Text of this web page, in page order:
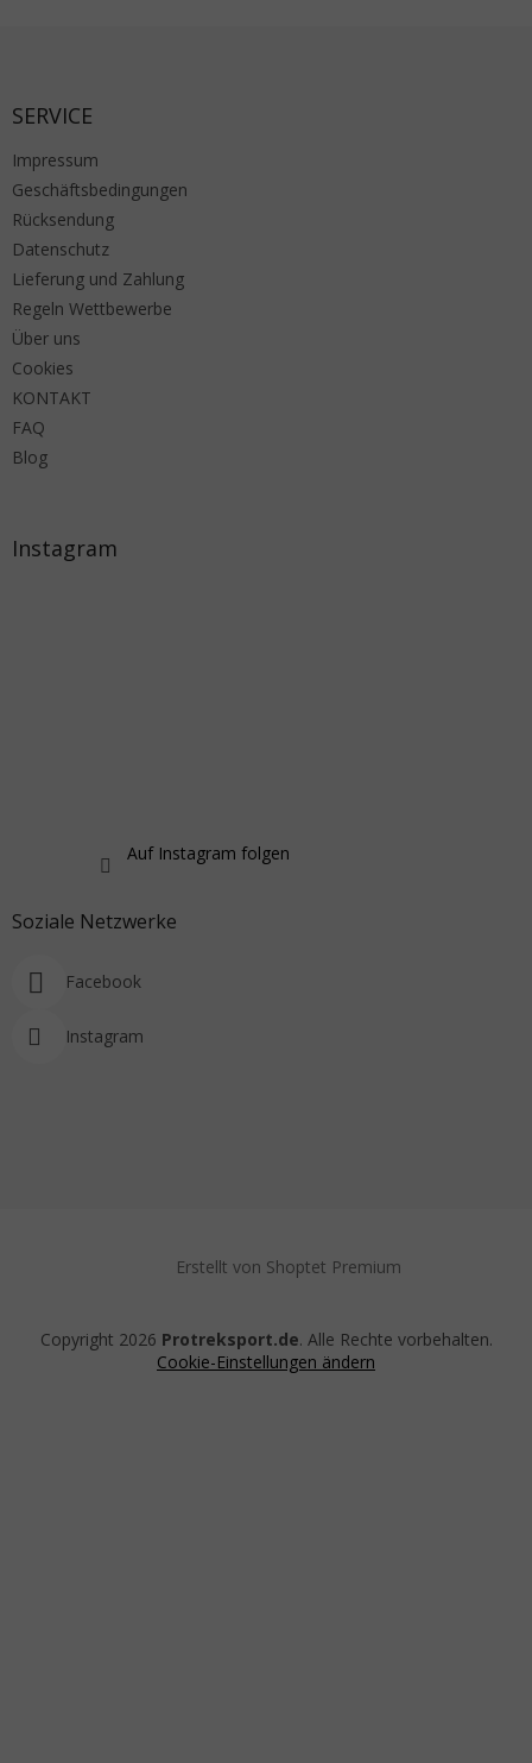
SERVICE
Impressum
Geschäftsbedingungen
Rücksendung
Datenschutz
Lieferung und Zahlung
Regeln Wettbewerbe
Über uns
Cookies
KONTAKT
FAQ
Blog
Instagram
Auf Instagram folgen
Soziale Netzwerke
Facebook
Instagram
Erstellt von Shoptet Premium
Copyright 2026 Protreksport.de. Alle Rechte vorbehalten.
Cookie-Einstellungen ändern